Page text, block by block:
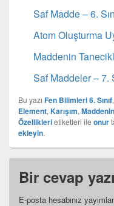
Saf Madde – 6.
Atom Oluşturma
Maddenin
Saf Maddeler – 7.
Bu yazı Fen Bilimleri 6. Sınıf,
Element, Karışım,
Özelliklerietiketleri ile onur
ekleyin.
Bir cevap
E-posta hesabınız